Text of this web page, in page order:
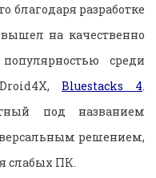
благодаря разработке
на качественно
среди
Bluestacks 4.
под названием
решением,
слабых ПК.